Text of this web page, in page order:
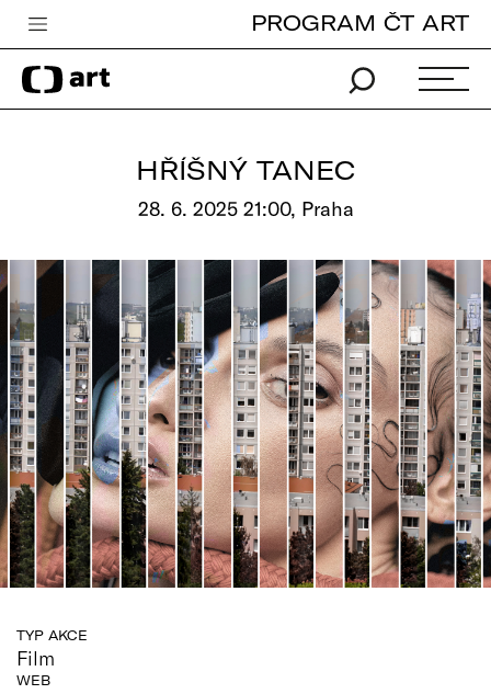
Česká televize
Zpravodajství
Pro děti
edu
Vše o ČT
PROGRAM ČT ART
HŘÍŠNÝ TANEC
28. 6. 2025 21:00, Praha
TYP AKCE
Film
WEB